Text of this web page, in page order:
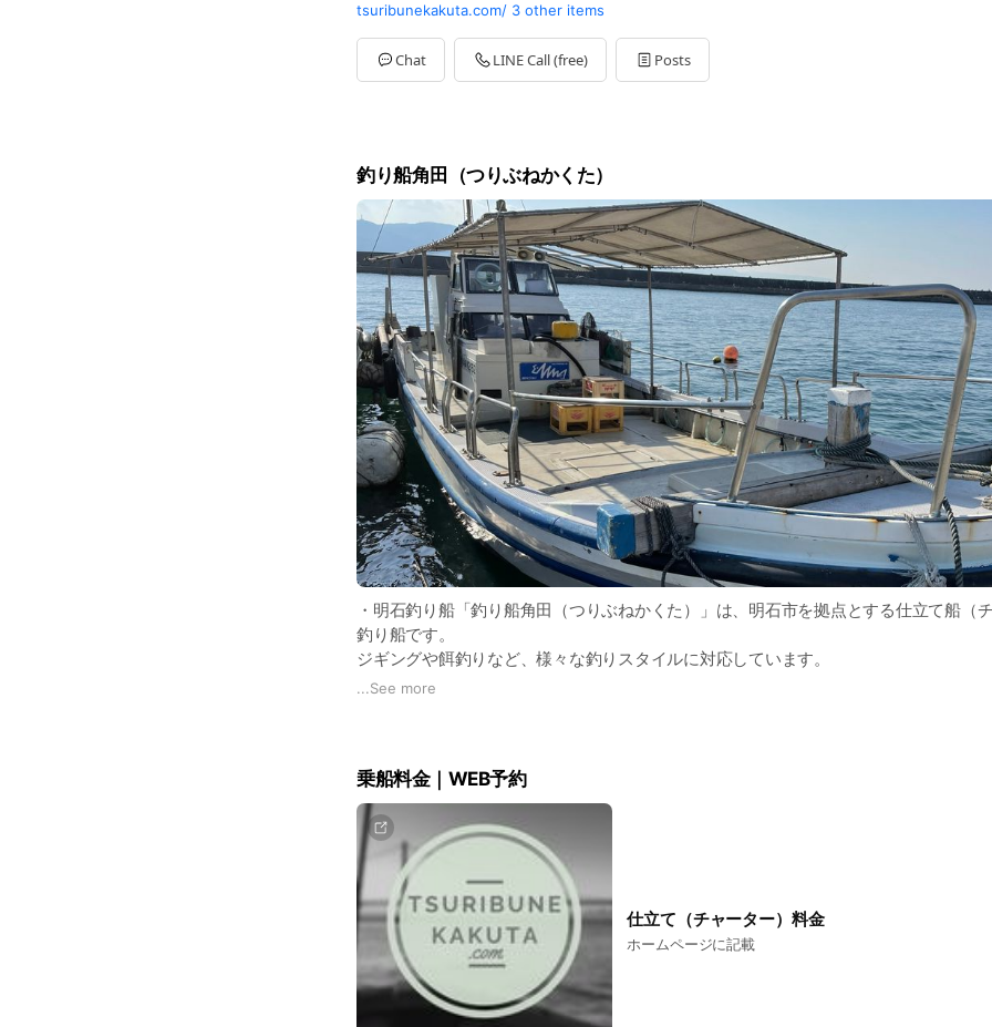
tsuribunekakuta.com/ 3 other items
Chat LINE Call (free) Posts
釣り船角田（つりぶねかくた）
・明石釣り船「釣り船角田（つりぶねかくた）」は、明石市を拠点とする仕立て船（
釣り船です。
ジギングや餌釣りなど、様々な釣りスタイルに対応しています。
・明石釣り船での釣りをお考えの方は、お早めのご予約をおすすめします。
https://tsuribunekakuta.com/
...See more
乗船料金｜WEB予約
仕立て（チャーター）料金
ホームページに記載